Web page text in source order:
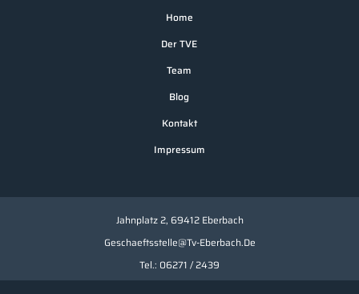
Home
Der TVE
Team
Blog
Kontakt
Impressum
Jahnplatz 2, 69412 Eberbach
Geschaeftsstelle@tv-Eberbach.de
Tel.: 06271 / 2439